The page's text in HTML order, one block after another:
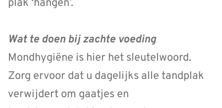
plak ‘hangen’.
Wat te doen bij zachte voeding
Mondhygiëne is hier het sleutelwoord.
Zorg ervoor dat u dagelijks alle tandplak
verwijdert om gaatjes en